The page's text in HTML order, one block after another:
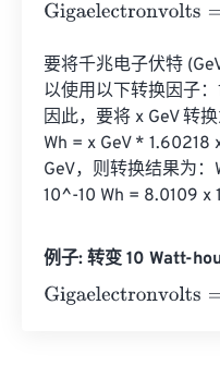
Gigaelectronvolts=
要将千兆电子伏特
以使用以下转换因子：
因此，要将 x GeV 转
Wh = x GeV *
GeV，则转换结果为
10^-10 Wh = 8.0109 x
例子: 转变 10 Watt-
Gigaelectronvolts=10